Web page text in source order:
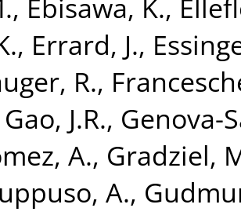
, Ebisawa, K.,
, Errard, J.,
R.,
Gao, J.R., Genova-
A., Gradziel,
A.,